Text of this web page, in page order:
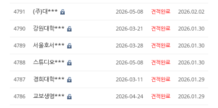
4791 (주)대*** 2026-05-08 견적완료 2026.02.02
4790 강원대학*** 2026-03-21 견적완료 2026.01.30
4789 서울호서*** 2026-03-28 견적완료 2026.01.30
4788 스튜디오*** 2026-05-08 견적완료 2026.01.30
4787 경희대학*** 2026-03-11 견적완료 2026.01.29
4786 교보생명*** 2026-04-24 견적완료 2026.01.29